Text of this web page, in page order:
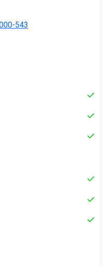
543